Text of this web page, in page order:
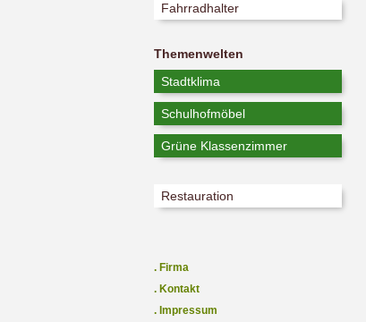
Fahrradhalter
Themenwelten
Stadtklima
Schulhofmöbel
Grüne Klassenzimmer
Restauration
Firma
Kontakt
Impressum